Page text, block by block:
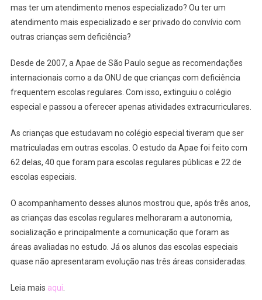
mas ter um atendimento menos especializado? Ou ter um
atendimento mais especializado e ser privado do convívio com
outras crianças sem deficiência?
Desde de 2007, a Apae de São Paulo segue as recomendações
internacionais como a da ONU de que crianças com deficiência
frequentem escolas regulares. Com isso, extinguiu o colégio
especial e passou a oferecer apenas atividades extracurriculares.
As crianças que estudavam no colégio especial tiveram que ser
matriculadas em outras escolas. O estudo da Apae foi feito com
62 delas, 40 que foram para escolas regulares públicas e 22 de
escolas especiais.
O acompanhamento desses alunos mostrou que, após três anos,
as crianças das escolas regulares melhoraram a autonomia,
socialização e principalmente a comunicação que foram as
áreas avaliadas no estudo. Já os alunos das escolas especiais
quase não apresentaram evolução nas três áreas consideradas.
Leia mais aqui